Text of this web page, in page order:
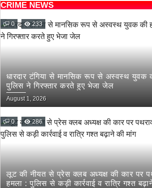
CRIME NEWS
0 233
धारदार टंगिया से मानसिक रूप से अस्वस्थ युवक
पुलिस ने गिरफ्तार करते हुए भेजा जेल
August 1, 2026
0 286
लूट की नीयत से प्रेस क्लब अध्यक्ष की कार पर
हमला : पुलिस से कड़ी कार्रवाई व रात्रि गश्त